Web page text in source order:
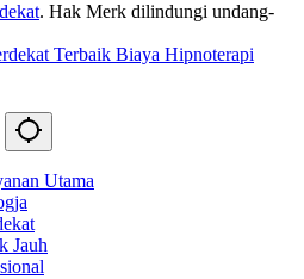
. Hak Merk dilindungi undang-
Utama
Jauh